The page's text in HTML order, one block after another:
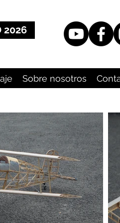
2026
Sobre nosotros